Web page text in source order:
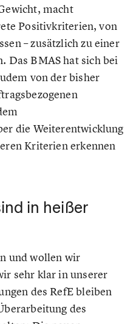
macht
Positivkriterien, von
– zusätzlich zu einer
Das BMAS hat sich bei
von der bisher
die Weiterentwicklung
Kriterien erkennen
in heißer
und wollen wir
sehr klar in unserer
des RefE bleiben
des